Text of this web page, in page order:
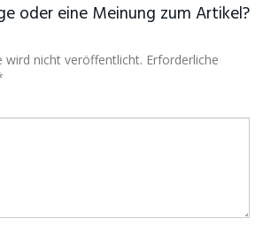
oder eine Meinung zum Artikel?
wird nicht veröffentlicht. Erforderliche